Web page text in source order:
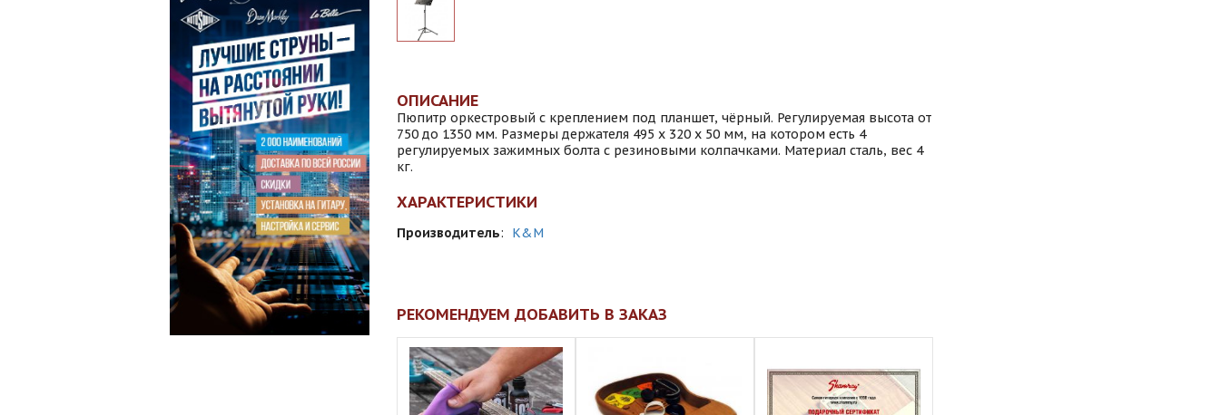
ОПИСАНИЕ
Пюпитр оркестровый с креплением под планшет, чёрный. Регулируемая высота от
750 до 1350 мм. Размеры держателя 495 x 320 x 50 мм, на котором есть 4
регулируемых зажимных болта с резиновыми колпачками. Материал сталь, вес 4
кг.
ХАРАКТЕРИСТИКИ
Производитель: K&M
РЕКОМЕНДУЕМ ДОБАВИТЬ В ЗАКАЗ